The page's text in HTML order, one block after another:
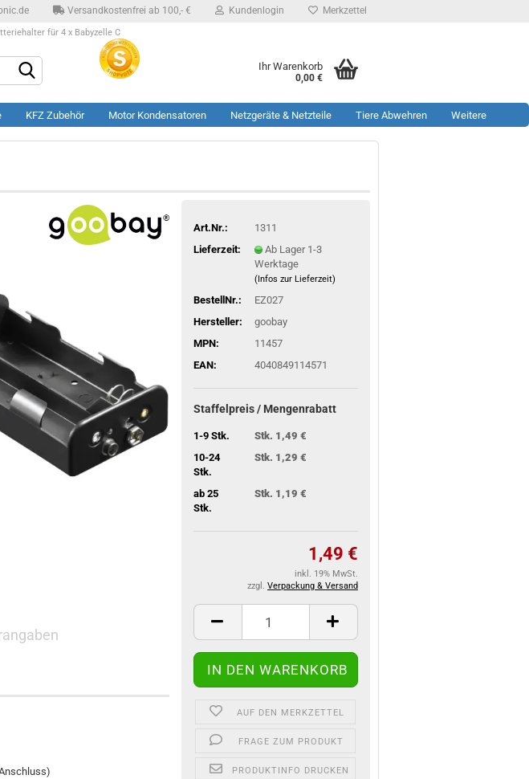
Versandkostenfrei ab 100,- € Kundenlogin Merkzettel
für 4 x Babyzelle C
Produkt
Ihr Warenkorb
0,00 €
KFZ Zubehör Motor Kondensatoren Netzgeräte & Netzteile Tiere Abwehren Weitere
Art.Nr.:
1311
Lieferzeit:
Ab Lager 1-3
Werktage
(Infos zur Lieferzeit)
BestellNr.:
EZ027
Hersteller:
goobay
MPN:
11457
EAN:
4040849114571
Staffelpreis / Mengenrabatt
1-9 Stk.
Stk. 1,49 €
10-24
Stk.
Stk. 1,29 €
ab 25
Stk.
Stk. 1,19 €
1,49 €
inkl. 19% MwSt.
zzgl. Verpackung & Versand
AUF DEN MERKZETTEL
FRAGE ZUM PRODUKT
PRODUKTINFO DRUCKEN